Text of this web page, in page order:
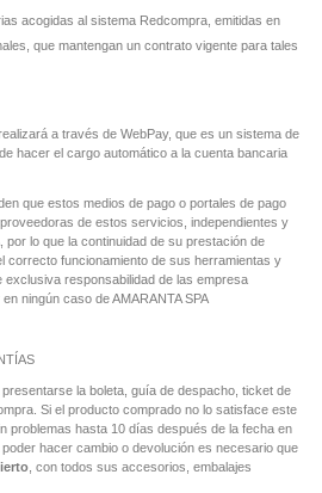
acogidas al sistema Redcompra, emitidas en
que mantengan un contrato vigente para tales
a través de WebPay, que es un sistema de
hacer el cargo automático a la cuenta bancaria
que estos medios de pago o portales de pago
de estos servicios, independientes y
por lo que la continuidad de su prestación de
correcto funcionamiento de sus herramientas y
responsabilidad de las empresa
ningún caso de AMARANTA SPA
la boleta, guía de despacho, ticket de
Si el producto comprado no lo satisface este
problemas hasta 10 días después de la fecha en
poder hacer cambio o devolución es necesario que
, con todos sus accesorios, embalajes